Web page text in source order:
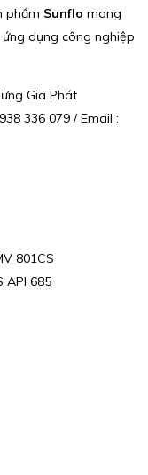
phẩm Sunflo mang
dụng công nghiệp
Gia Phát
336 079 / Email :
801CS
API 685